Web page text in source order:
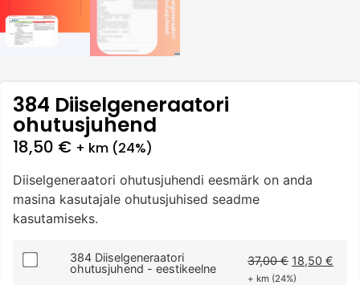
384 Diiselgeneraatori
ohutusjuhend
18,50 € + km (24%)
Diiselgeneraatori ohutusjuhendi eesmärk on anda
masina kasutajale ohutusjuhised seadme
kasutamiseks.
384 Diiselgeneraatori
ohutusjuhend - eestikeelne
37,00€ 18,50 €
+ km (24%)